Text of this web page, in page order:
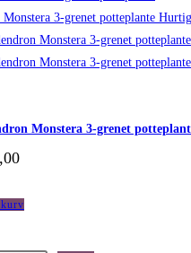
Monstera 3-grenet